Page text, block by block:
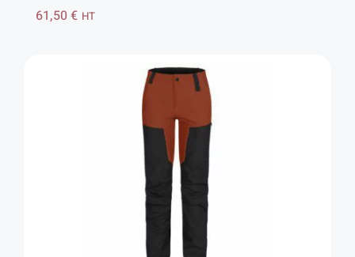
61,50€ HT